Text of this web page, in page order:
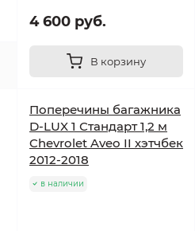
4 600 руб.
В корзину
Поперечины багажника
D-LUX 1 Стандарт 1,2 м
Chevrolet Aveo II хэтчбек
2012-2018
в наличии